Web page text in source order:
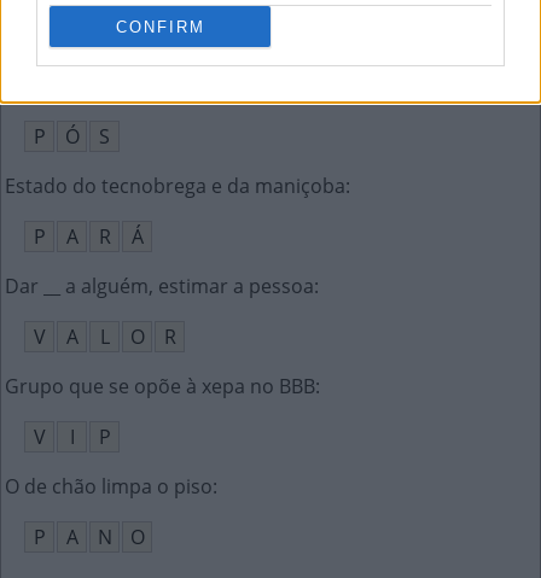
CONFIRM
P
Ó
S
Estado do tecnobrega e da maniçoba:
P
A R
Á
Dar __ a alguém, estimar a pessoa:
V
A L O
R
Grupo que se opõe à xepa no BBB:
V
I
P
O de chão limpa o piso:
P
A N O